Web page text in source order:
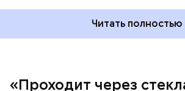
Читать полностью
«Проходит через